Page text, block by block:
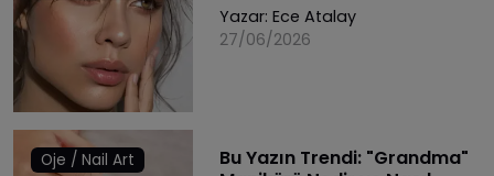
Yazar: Ece Atalay
27/06/2026
Oje / Nail Art
Bu Yazın Trendi: "Grandma"